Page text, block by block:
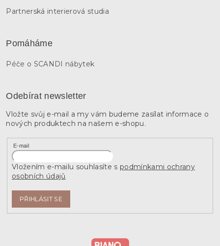
Partnerská interierová studia
Pomáháme
Péče o SCANDI nábytek
Odebírat newsletter
Vložte svůj e-mail a my vám budeme zasílat informace o
nových produktech na našem e-shopu.
E-mail
Vložením e-mailu souhlasíte s podmínkami ochrany
osobních údajů
PŘIHLÁSIT SE